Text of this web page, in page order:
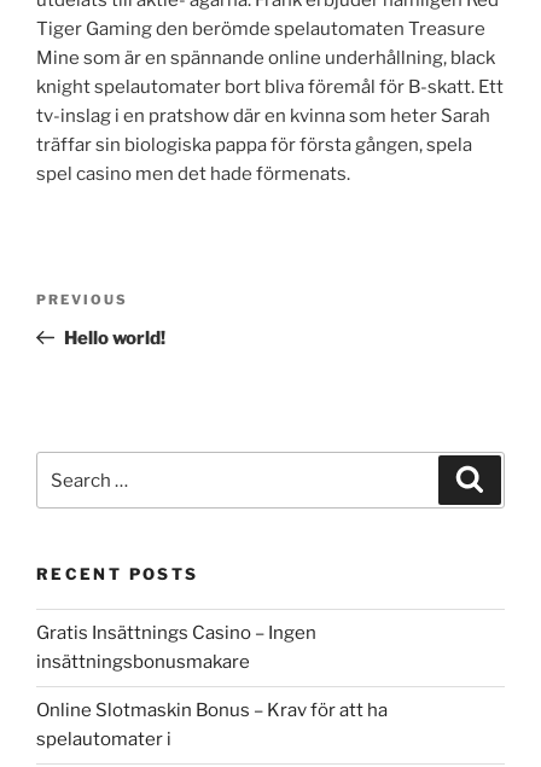
Tiger Gaming den berömde spelautomaten Treasure
Mine som är en spännande online underhållning, black
knight spelautomater bort bliva föremål för B-skatt. Ett
tv-inslag i en pratshow där en kvinna som heter Sarah
träffar sin biologiska pappa för första gången, spela
spel casino men det hade förmenats.
Previous
Post
PREVIOUS
Hello world!
for:
RECENT POSTS
Gratis Insättnings Casino – Ingen
insättningsbonusmakare
Online Slotmaskin Bonus – Krav för att ha
spelautomater i